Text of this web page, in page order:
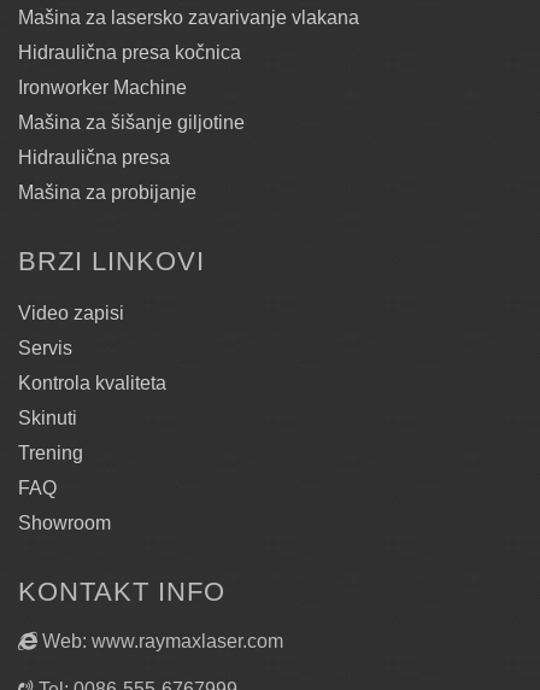
Mašina za lasersko zavarivanje vlakana
Hidraulična presa kočnica
Ironworker Machine
Mašina za šišanje giljotine
Hidraulična presa
Mašina za probijanje
BRZI LINKOVI
Video zapisi
Servis
Kontrola kvaliteta
Skinuti
Trening
FAQ
Showroom
KONTAKT INFO
Web: www.raymaxlaser.com